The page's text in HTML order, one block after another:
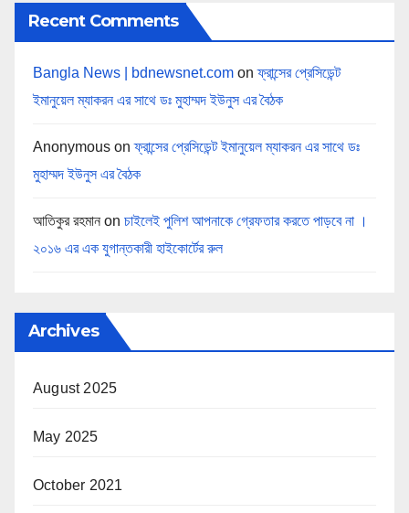
Recent Comments
Bangla News | bdnewsnet.com onফ্রান্সের প্রেসিডেন্ট
ইমানুয়েল ম্যাকরন এর সাথে ডঃ মুহাম্মদ ইউনুস এর বৈঠক
Anonymous onফ্রান্সের প্রেসিডেন্ট ইমানুয়েল ম্যাকরন এর সাথে ডঃ
মুহাম্মদ ইউনুস এর বৈঠক
আতিকুর রহমান on চাইলেই পুলিশ আপনাকে গ্রেফতার করতে পাড়বে না ।
২০১৬ এর এক যুগান্তকারী হাইকোর্টের রুল
Archives
August 2025
May 2025
October 2021